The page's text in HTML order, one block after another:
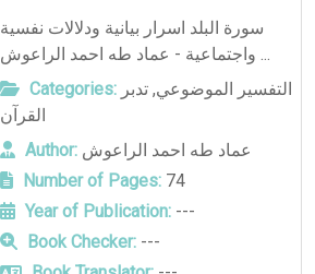
سورة البلد اسرار بيانية ودلالات نفسية
واجتماعية - عماد طه احمد الراعوش ...
Categories:
التفسير الموضوعي,تدبر
القرآن
Author: عماد طه احمد الراعوش
Number of Pages:74
Year of Publication:---
Book Checker:---